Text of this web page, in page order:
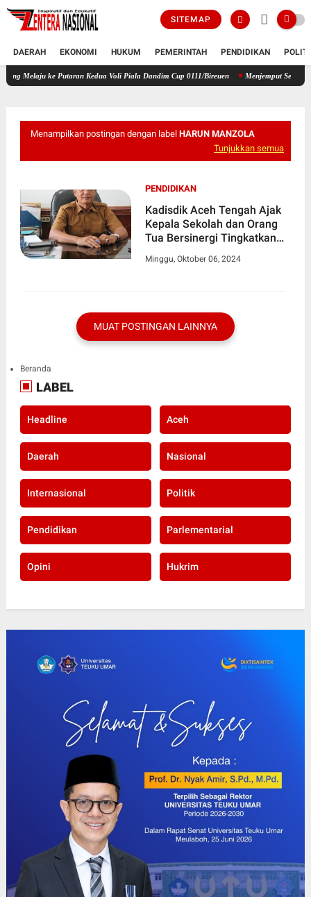
SITEMAP
DAERAH EKONOMI HUKUM PEMERINTAH PENDIDIKAN
Putaran Kedua Voli Piala Dandim Cup 0111/Bireuen Menjemput Semangat
Menampilkan postingan dengan label HARUN MANZOLA
Tunjukkan semua
PENDIDIKAN
Kadisdik Aceh Tengah Ajak
Kepala Sekolah dan Orang
Tua Bersinergi Tingkatkan
Minggu, Oktober 06, 2024
MUAT POSTINGAN LAINNYA
Beranda
LABEL
Headline Aceh
Daerah Nasional
Internasional Politik
Pendidikan Parlementarial
Opini Hukrim